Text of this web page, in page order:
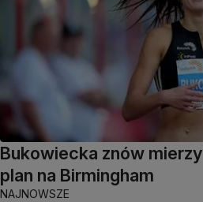
Bukowiecka znów
plan na Birmingham
NAJNOWSZE